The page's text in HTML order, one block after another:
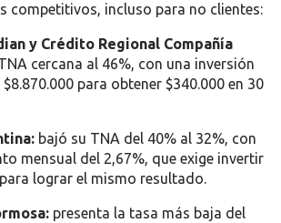
competitivos, incluso para no clientes:
y Crédito Regional Compañía
cercana al 46%, con una inversión
$8.870.000 para obtener $340.000 en 30
bajó su TNA del 40% al 32%, con
mensual del 2,67%, que exige invertir
para lograr el mismo resultado.
presenta la tasa más baja del